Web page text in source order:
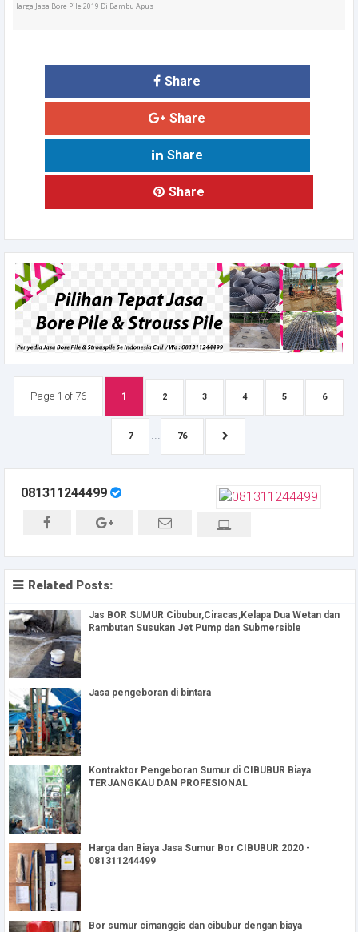
Harga Jasa Bore Pile 2019 Di Bambu Apus
Share
Share
Share
Share
Page 1 of 76 1 2 3 4 5 6
7 76
081311244499
Related Posts:
Jas BOR SUMUR Cibubur,Ciracas,Kelapa Dua Wetan dan
Rambutan Susukan Jet Pump dan Submersible
Jasa pengeboran di bintara
Kontraktor Pengeboran Sumur di CIBUBUR Biaya
TERJANGKAU DAN PROFESIONAL
Harga dan Biaya Jasa Sumur Bor CIBUBUR 2020 -
081311244499
Bor sumur cimanggis dan cibubur dengan biaya